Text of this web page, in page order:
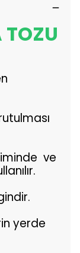
ve
yerde